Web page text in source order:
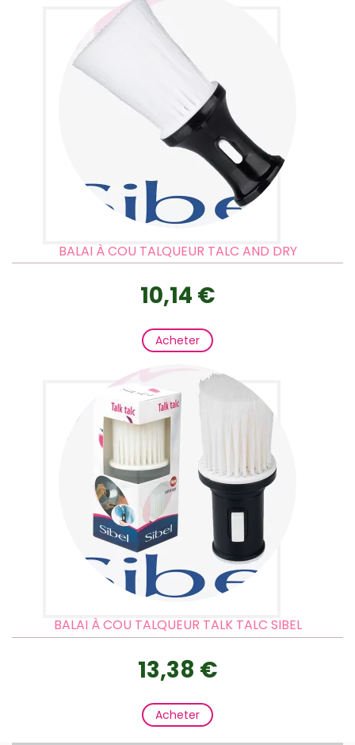
BALAI À COU TALQUEUR TALC AND DRY
10,14 €
Acheter
BALAI À COU TALQUEUR TALK TALC SIBEL
13,38 €
Acheter